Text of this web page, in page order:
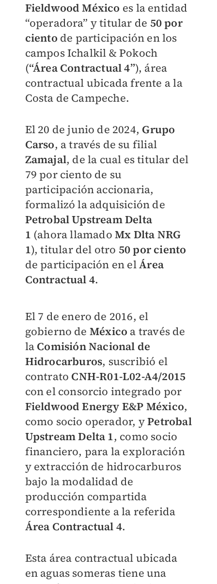
Fieldwood México es la entidad
“operadora” y titular de 50 por
ciento de participación en los
campos Ichalkil & Pokoch
(“Área Contractual 4”), área
contractual ubicada frente a la
Costa de Campeche.
El 20 de junio de 2024, Grupo
Carso, a través de su filial
Zamajal, de la cual es titular del
79 por ciento de su
participación accionaria,
formalizó la adquisición de
Petrobal Upstream Delta
1 (ahora llamado Mx Dlta NRG
1), titular del otro 50 por ciento
de participación en elÁrea
Contractual 4.
El 7 de enero de 2016, el
gobierno de México a través de
la Comisión Nacional de
Hidrocarburos, suscribió el
contrato CNH-R01-L02-A4/2015
con el consorcio integrado por
Fieldwood Energy E&P México,
como socio operador, yPetrobal
Upstream Delta 1, como socio
financiero, para la exploración
y extracción de hidrocarburos
bajo la modalidad de
producción compartida
correspondiente a la referida
Área Contractual 4.
Esta área contractual ubicada
en aguas someras tiene una